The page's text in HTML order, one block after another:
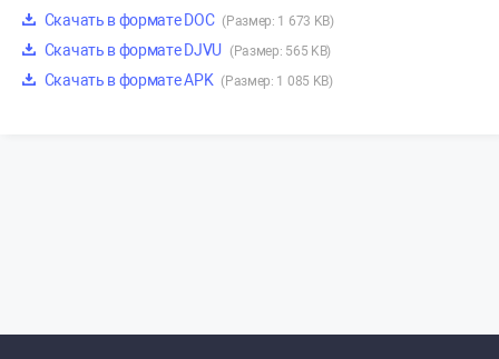
Скачать в формате DOC (Размер: 1 673 KB)
Скачать в формате DJVU (Размер: 565 KB)
Скачать в формате APK (Размер: 1 085 KB)